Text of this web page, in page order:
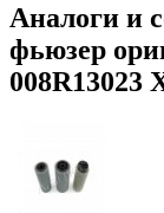
Аналоги и
фьюзер
008R13023